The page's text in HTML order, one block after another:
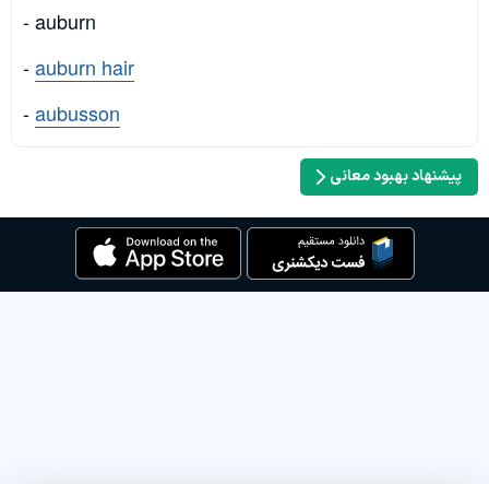
- auburn
-auburn hair
-aubusson
پیشنهاد بهبود معانی